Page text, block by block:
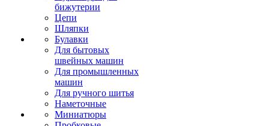
бижутерии
Цепи
Шляпки
Булавки
Для бытовых
швейных машин
Для промышленных
машин
Для ручного шитья
Наметочные
Миниатюры